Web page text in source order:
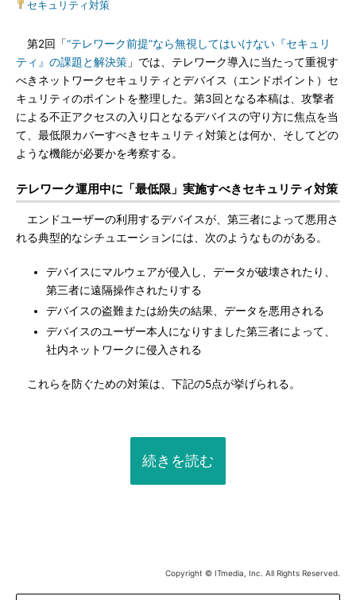
セキュリティ対策
第2回「“テレワーク前提”なら無視してはいけない『セキュリ
ティ』の課題と解決策 」では、テレワーク導入に当たって重視す
べきネットワークセキュリティとデバイス（エンドポイント）セ
キュリティのポイントを整理した。第3回となる本稿は、攻撃者
による不正アクセスの入り口となるデバイスの守り方に焦点を当
て、最低限カバーすべきセキュリティ対策とは何か、そしてどの
ような機能が必要かを考察する。
テレワーク運用中に「最低限」実施すべきセキュリティ対策
エンドユーザーの利用するデバイスが、第三者によって悪用さ
れる典型的なシチュエーションには、次のようなものがある。
デバイスにマルウェアが侵入し、データが破壊されたり、
第三者に遠隔操作されたりする
デバイスの盗難または紛失の結果、データを悪用される
デバイスのユーザー本人になりすました第三者によって、
社内ネットワークに侵入される
これらを防ぐための対策は、下記の5点が挙げられる。
続きを読む
Copyright © ITmedia, Inc. All Rights Reserved.